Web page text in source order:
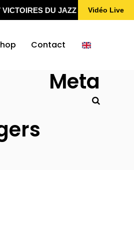
DU JAZZ 2020-2026Vidéo Live
Contact
Meta